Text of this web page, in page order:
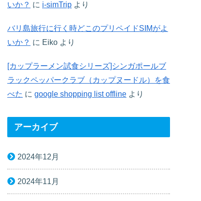
いか？ に i-simTrip より
バリ島旅行に行く時どこのプリペイドSIMがよ
いか？ に Eiko より
[カップラーメン試食シリーズ]シンガポールブ
ラックペッパークラブ（カップヌードル）を食
べた に google shopping list offline より
アーカイブ
2024年12月
2024年11月